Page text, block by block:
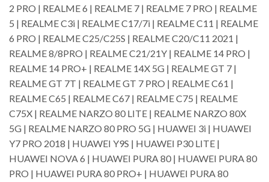
2 PRO | REALME 6 | REALME 7 | REALME 7 PRO | REALME
5 | REALME C3i | REALME C17/7i | REALME C11 | REALME
6 PRO | REALME C25/C25S | REALME C20/C11 2021 |
REALME 8/8PRO | REALME C21/21Y | REALME 14 PRO |
REALME 14 PRO+ | REALME 14X 5G | REALME GT 7 |
REALME GT 7T | REALME GT 7 PRO | REALME C61 |
REALME C65 | REALME C67 | REALME C75 | REALME
C75X | REALME NARZO 80 LITE | REALME NARZO 80X
5G | REALME NARZO 80 PRO 5G | HUAWEI 3i | HUAWEI
Y7 PRO 2018 | HUAWEI Y9S | HUAWEI P30 LITE |
HUAWEI NOVA 6 | HUAWEI PURA 80 | HUAWEI PURA 80
PRO | HUAWEI PURA 80 PRO+ | HUAWEI PURA 80